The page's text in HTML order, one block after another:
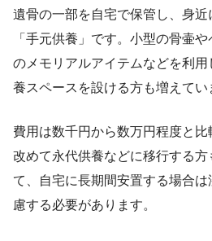
遺骨の一部を自宅で保管し、身
「手元供養」です。小型の骨壷
のメモリアルアイテムなどを利
養スペースを設ける方も増えてい
費用は数千円から数万円程度と
改めて永代供養などに移行する
て、自宅に長期間安置する場合
慮する必要があります。